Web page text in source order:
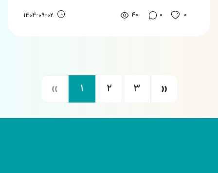
0
0
40
1404-09-02
‹‹ ۱ ۲ ۳ ››